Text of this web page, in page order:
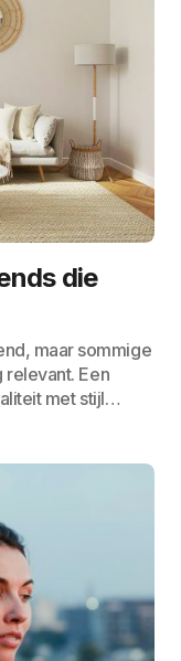
die
maar sommige
relevant. Een
met stijl…